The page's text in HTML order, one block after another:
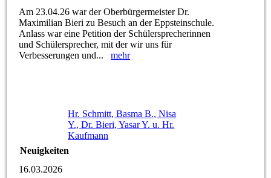
Am 23.04.26 war der Oberbürgermeister Dr.
Maximilian Bieri zu Besuch an der Eppsteinschule.
Anlass war eine Petition der Schülersprecherinnen
und Schülersprecher, mit der wir uns für
Verbesserungen und...mehr
Hr. Schmitt, Basma B., Nisa
Y., Dr. Bieri, Yasar Y. u. Hr.
Kaufmann
Neuigkeiten
16.03.2026